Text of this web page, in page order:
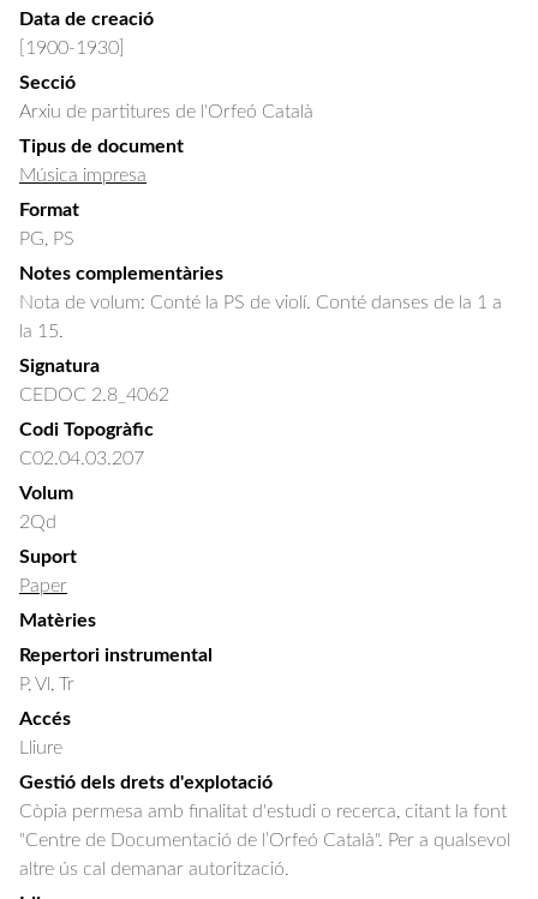
Data de creació
[1900-1930]
Secció
Arxiu de partitures de l'Orfeó Català
Tipus de document
Música impresa
Format
PG, PS
Notes complementàries
Nota de volum: Conté la PS de violí. Conté danses de la 1 a
la 15.
Signatura
CEDOC 2.8_4062
Codi Topogràfic
C02.04.03.207
Volum
2Qd
Suport
Paper
Matèries
Repertori instrumental
P, Vl, Tr
Accés
Lliure
Gestió dels drets d'explotació
Còpia permesa amb finalitat d'estudi o recerca, citant la font
"Centre de Documentació de l’Orfeó Català". Per a qualsevol
altre ús cal demanar autorització.